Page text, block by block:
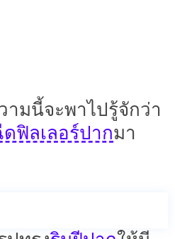
ต่างกัน ทำให้
มนี้จะพาไปรู้จักว่า
ฟิลเลอร์ปากมา